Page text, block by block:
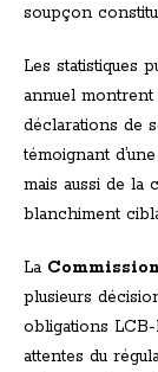
soupçon
Les statistiques
annuel
déclarations de
témoignant
mais aussi de la
blanchiment
La
plusieurs
obligations
attentes du